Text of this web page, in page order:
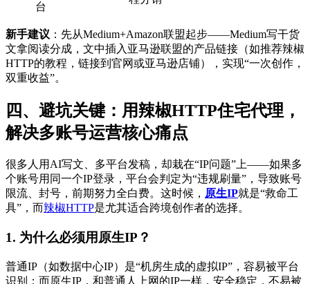
台
新手建议 ：先从Medium+Amazon联盟起步——Medium写干货
文拿阅读分成，文中插入亚马逊联盟的产品链接（如推荐辣椒
HTTP的教程，链接到官网或亚马逊店铺），实现“一次创作，
双重收益”。
四、避坑关键：用辣椒HTTP住宅代理，
解决多账号运营核心痛点
很多人用AI写文、多平台发稿，却栽在“IP问题”上——如果多
个账号用同一个IP登录，平台会判定为“违规刷量”，导致账号
限流、封号，前期努力全白费。这时候， 原生IP就是“救命工
具”，而辣椒HTTP是尤其适合跨境创作者的选择。
1. 为什么必须用原生IP？
普通IP（如数据中心IP）是“机房生成的虚拟IP”，容易被平台
识别；而原生IP，和普通人上网的IP一样，安全稳定，不易被